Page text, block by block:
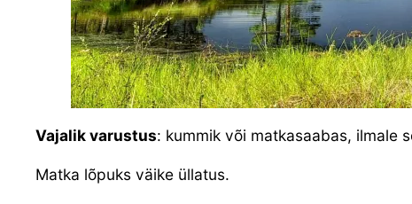
Vajalik varustus: kummik või matkasaabas, ilmale
Matka lõpuks väike üllatus.